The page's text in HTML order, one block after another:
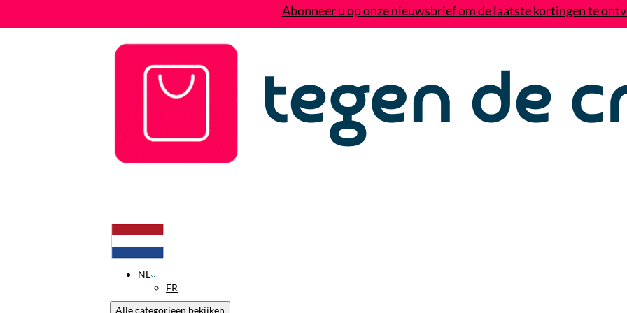
Abonneer u op onze nieuwsbrief om de laatste kortingen te
NL
FR
Alle categorieën bekijken